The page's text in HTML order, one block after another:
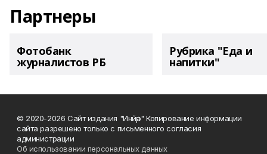
Партнеры
Фотобанк
журналистов РБ
Рубрика "Еда и
напитки"
© 2020-2026 Сайт издания "Инйәр" Копирование информации
сайта разрешено только с письменного согласия
администрации
Об использовании персональных данных